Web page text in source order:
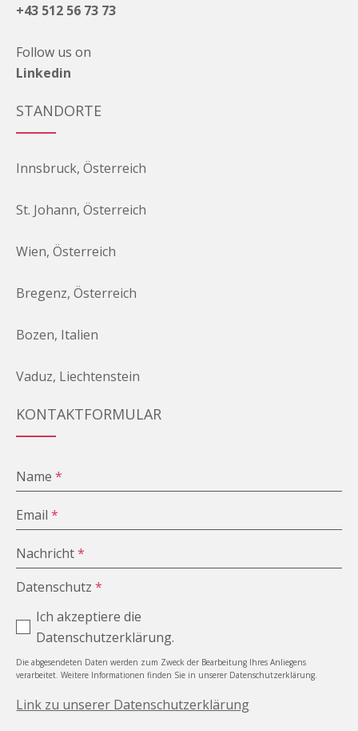
+43 512 56 73 73
Follow us on
Linkedin
STANDORTE
Innsbruck, Österreich
St. Johann, Österreich
Wien, Österreich
Bregenz, Österreich
Bozen, Italien
Vaduz, Liechtenstein
KONTAKTFORMULAR
Name*
Email*
Nachricht*
Datenschutz*
Ich akzeptiere die
Datenschutzerklärung.
Die abgesendeten Daten werden zum Zweck der Bearbeitung Ihres Anliegens
verarbeitet. Weitere Informationen finden Sie in unserer Datenschutzerklärung.
Link zu unserer Datenschutzerklärung